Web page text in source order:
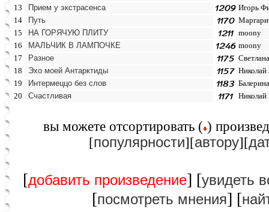
13
Прием у экстрасенса
Игорь
14
Путь
15
НА ГОРЯЧУЮ ПЛИТУ
moony
16
МАЛЬЧИК В ЛАМПОЧКЕ
moony
17
Разное
Светлана
18
Эхо моей Антарктиды
Николай
19
Интермеццо без слов
Балерина
20
Счастливая Николай
вы можете отcортировать ( )
[популярности][автору][
[добавить произведение] [увидеть
[посмотреть мнения] [